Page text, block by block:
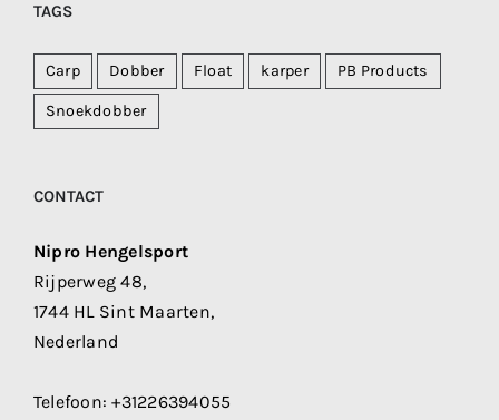
TAGS
Carp Dobber Float karper PB Products
Snoekdobber
CONTACT
Nipro Hengelsport
Rijperweg 48,
1744 HL Sint Maarten,
Nederland
Telefoon:+31226394055